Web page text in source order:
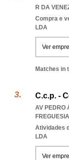
R DA
Compra e
LDA
Ver
Matches in
C.c.p. -
AV PEDRO
Atividades
LDA
Ver